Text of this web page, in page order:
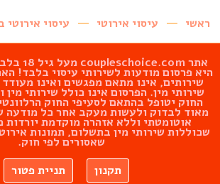
ראשי עיסוי אירוטי עיסוי אירוטי
אתרcoupleschoice.com מעל
היא פרסום מודעות לשירותי עיסוי בלבד!
שירותים, אינו מתאם מפגשים ואינו
שירותי מין. הפרסום אינו כולל שירותי
החוק יטופל בהתאם לסעיפי החוק
מאוד לבדוק ולעשות מעקב אחר כל מודעה
אוטומטתי וללא אזהרה מוקדמת
שכוללות שירותי מין בתשלום, תמונות
שאסורים לפי חוק.
תקנון
תניית פטור